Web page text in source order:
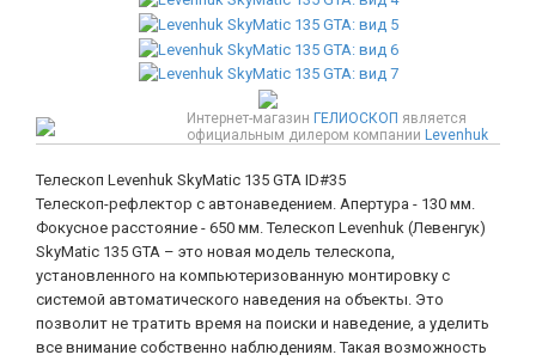
Интернет-магазин ГЕЛИОСКОП является
официальным дилером компании Levenhuk
Телескоп Levenhuk SkyMatic 135 GTA ID#35
Телескоп-рефлектор с автонаведением. Апертура - 130 мм.
Фокусное расстояние - 650 мм. Телескоп Levenhuk (Левенгук)
SkyMatic 135 GTA – это новая модель телескопа,
установленного на компьютеризованную монтировку с
системой автоматического наведения на объекты. Это
позволит не тратить время на поиски и наведение, а уделить
все внимание собственно наблюдениям. Такая возможность